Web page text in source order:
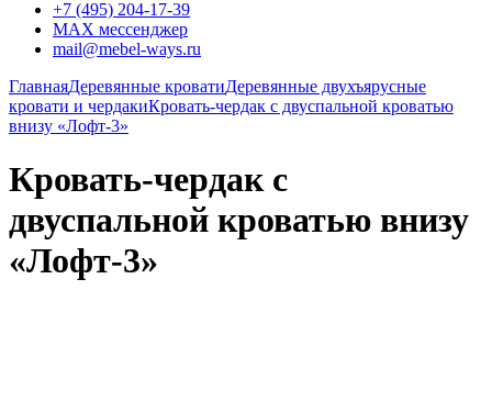
+7 (495) 204-17-39
MAX мессенджер
mail@mebel-ways.ru
ГлавнаяДеревянные кроватиДеревянные двухъярусные
кровати и чердакиКровать-чердак с двуспальной кроватью
внизу «Лофт-3»
Кровать-чердак с
двуспальной кроватью внизу
«Лофт-3»